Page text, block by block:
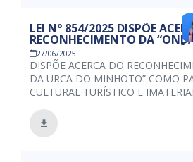
LEI N° 854/2025 DISPÕE
RECONHECIMENTO DA
MINHOTO” COMO
TURÍSTICO E IMATERIAL
EXECUTIVO DO MUNICÍPIO DE
DÁ OUTRAS PROVIDÊNCIAS”.
27/06/2025
DISPÕE ACERCA DO
DA URCA DO MINHOTO” COMO
CULTURAL TURÍSTICO E
OUTRAS PROVIDÊNCIAS”.